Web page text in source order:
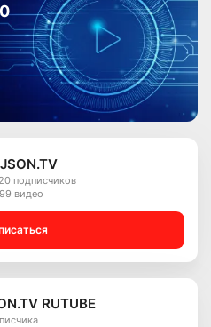
подписчиков
видео
RUTUBE